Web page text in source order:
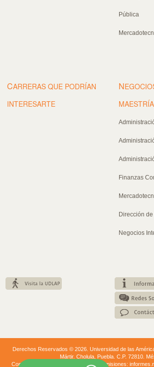
Pública
CARRERAS QUE PODRÍAN
INTERESARTE
N
Finanzas
Dirección
Negocios
Derechos Reservados © 2026. Universidad de las
Mártir. Cholula, Puebla. C.P. 72810.
Conmutador: +52 (222) 229 20 00. | Admisiones: